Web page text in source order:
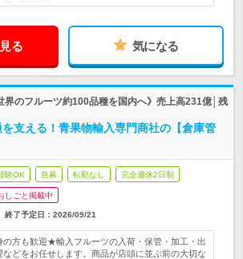
る 気になる
界のフルーツ約100品種を国内へ》売上高231億│残
支える！青果物輸入専門商社の【倉庫管
験OK 急募 転勤なし 完全週休2日制
しごと掲載中
終了予定日： 2026/09/21
方も歓迎★輸入フルーツの入荷・保管・加工・出
などをお任せします。商品が店頭に並ぶ前の大切な